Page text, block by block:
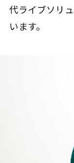
代ライブソリ
います。